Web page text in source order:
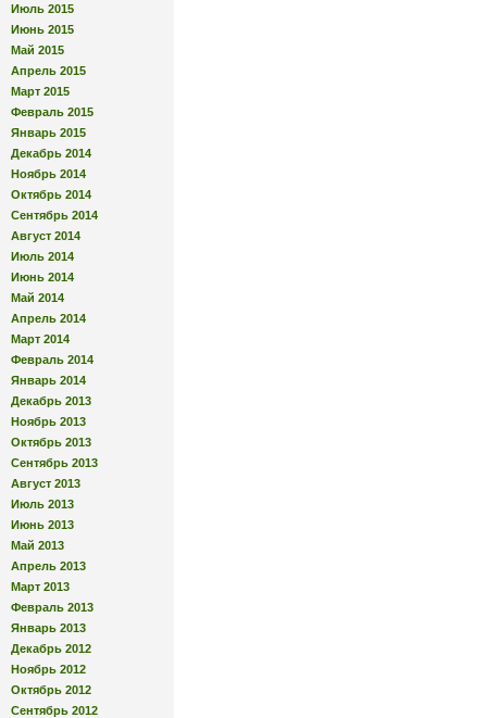
Июль 2015
Июнь 2015
Май 2015
Апрель 2015
Март 2015
Февраль 2015
Январь 2015
Декабрь 2014
Ноябрь 2014
Октябрь 2014
Сентябрь 2014
Август 2014
Июль 2014
Июнь 2014
Май 2014
Апрель 2014
Март 2014
Февраль 2014
Январь 2014
Декабрь 2013
Ноябрь 2013
Октябрь 2013
Сентябрь 2013
Август 2013
Июль 2013
Июнь 2013
Май 2013
Апрель 2013
Март 2013
Февраль 2013
Январь 2013
Декабрь 2012
Ноябрь 2012
Октябрь 2012
Сентябрь 2012